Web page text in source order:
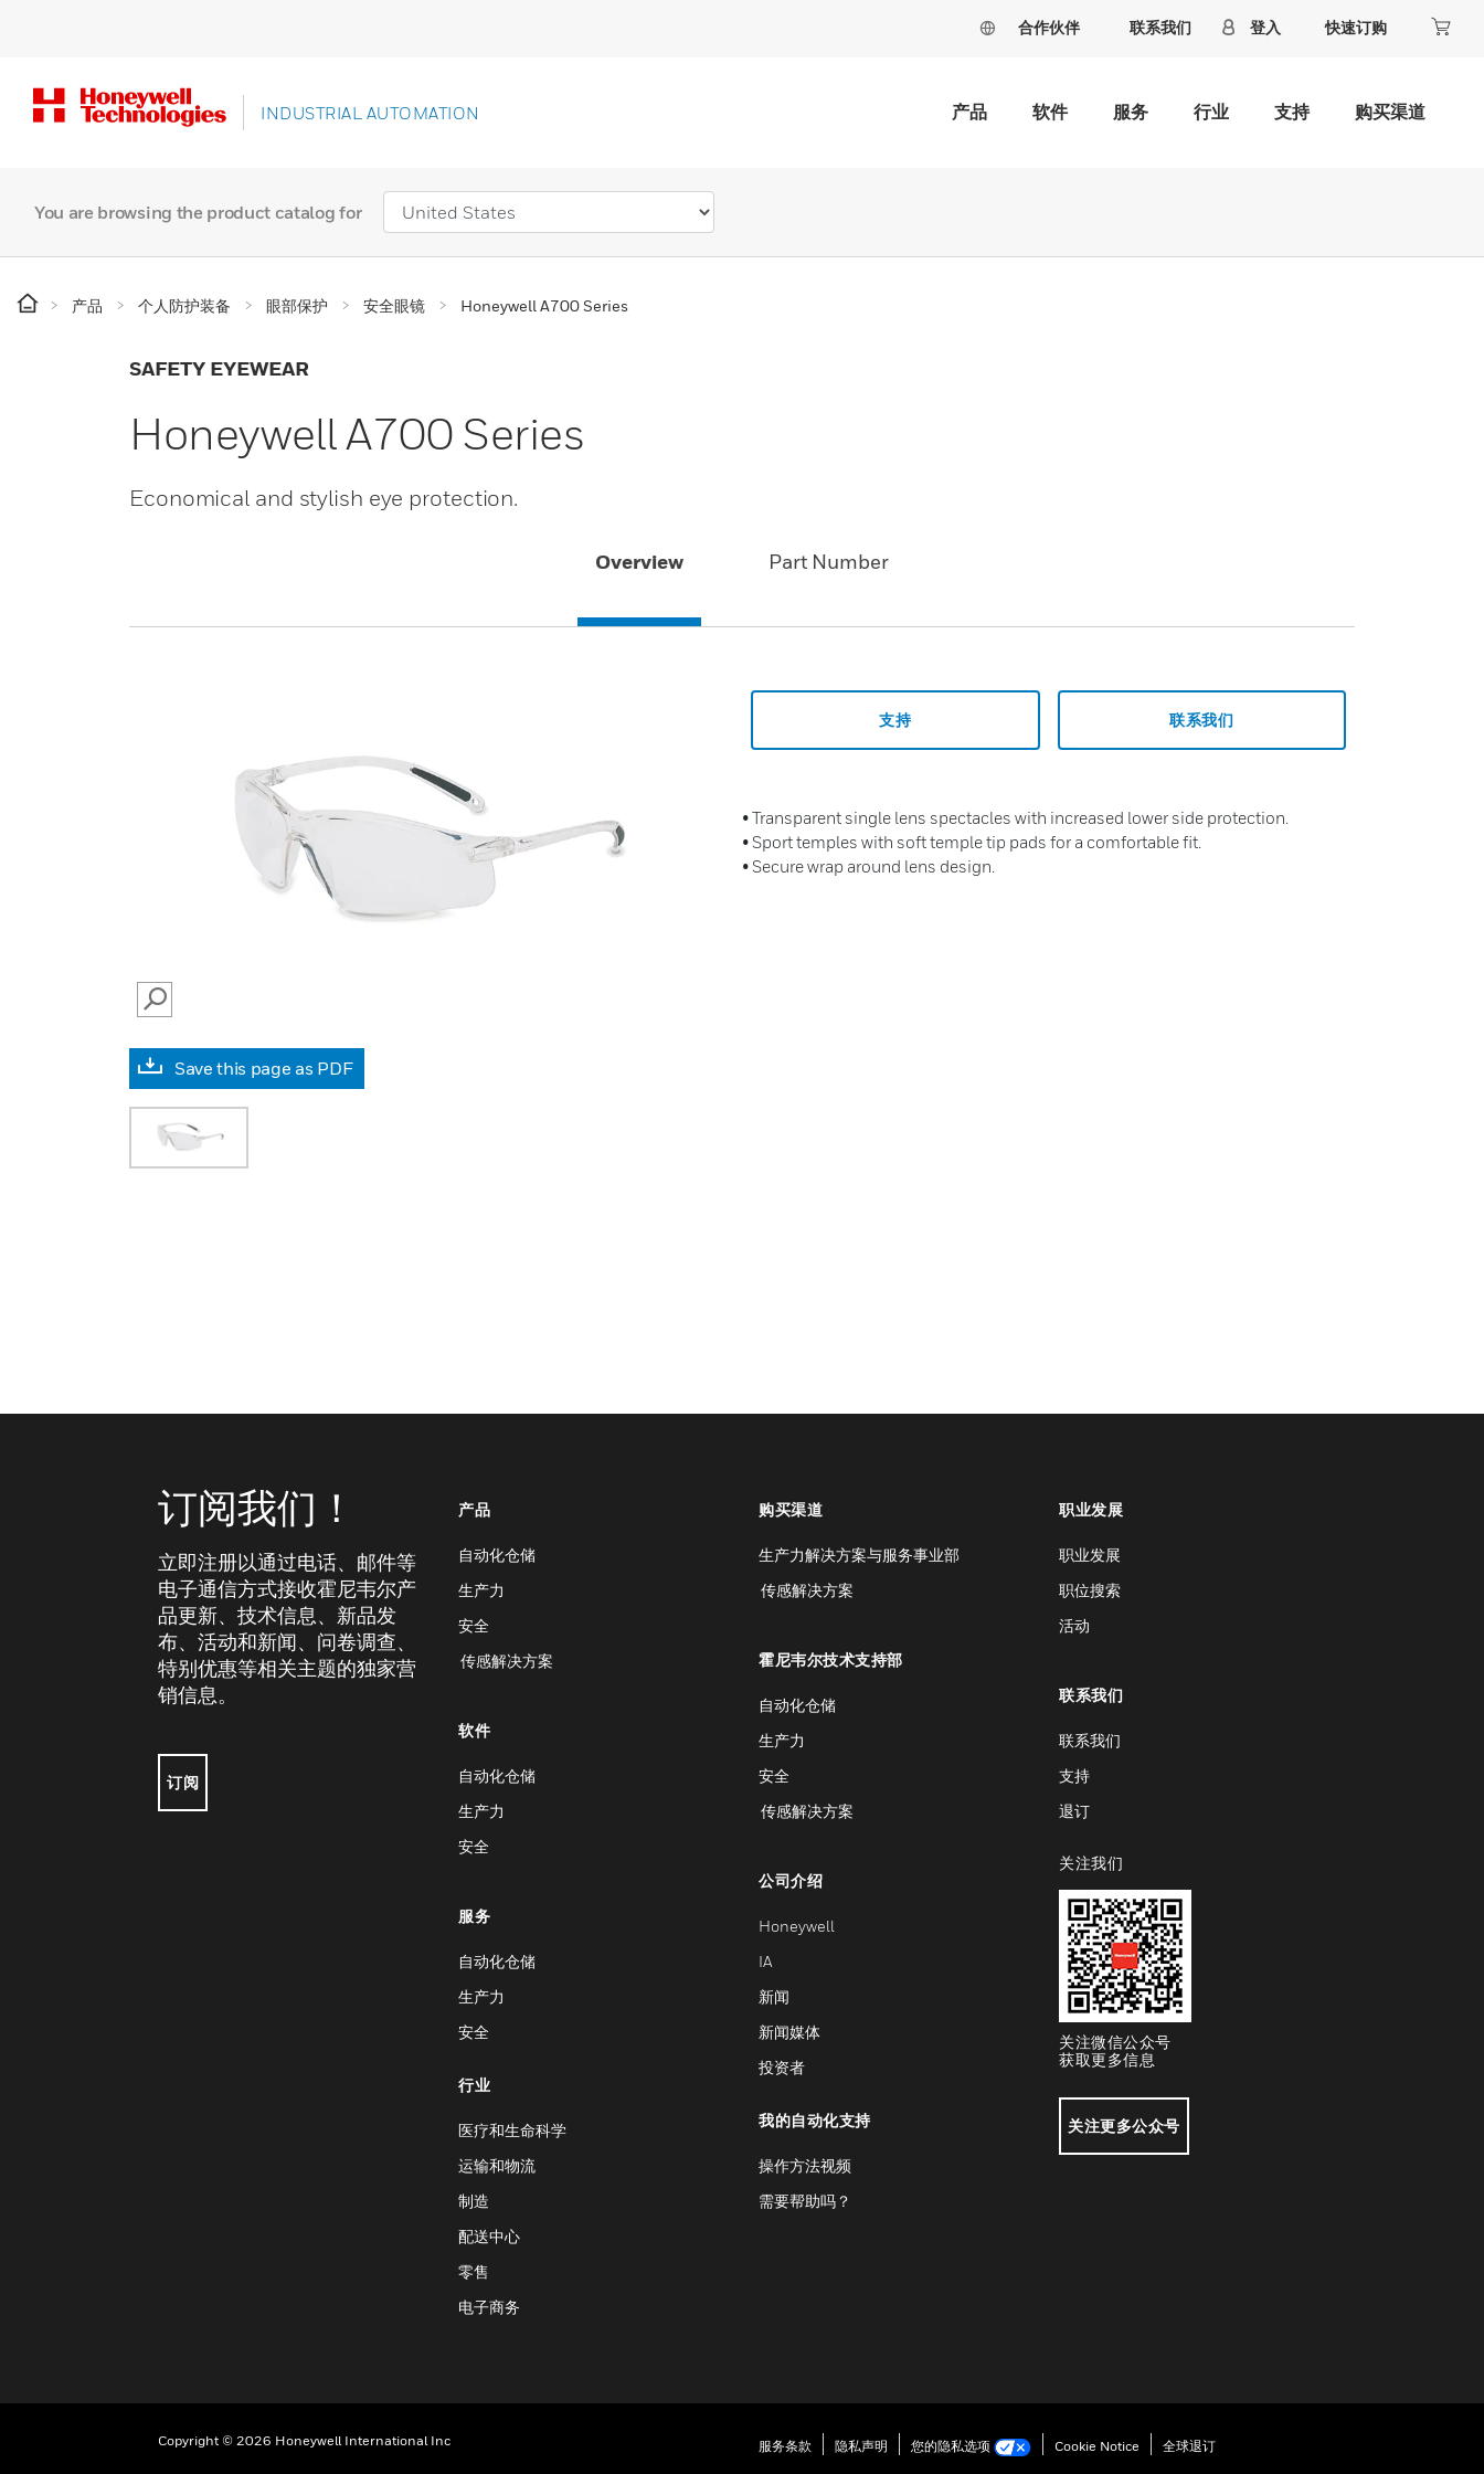
合作伙伴 联系我们 登入 快速订购
INDUSTRIAL AUTOMATION 产品 软件 服务 行业 支持 购买渠道
You are browsing the product catalog for
产品 个人防护装备 眼部保护 安全眼镜 Honeywell A700 Series
SAFETY EYEWEAR
Honeywell A700 Series
Economical and stylish eye protection.
Overview Part Number
SEARCH
Save this page as PDF
支持 联系我们
• Transparent single lens spectacles with increased lower side protection.
• Sport temples with soft temple tip pads for a comfortable fit.
• Secure wrap around lens design.
订阅我们！
立即注册以通过电话、邮件等
电子通信方式接收霍尼韦尔产
品更新、技术信息、新品发
布、活动和新闻、问卷调查、
特别优惠等相关主题的独家营
销信息。
订阅
产品
自动化仓储
生产力
安全
传感解决方案
软件
自动化仓储
生产力
安全
服务
自动化仓储
生产力
安全
行业
医疗和生命科学
运输和物流
制造
配送中心
零售
电子商务
购买渠道
生产力解决方案与服务事业部
传感解决方案
霍尼韦尔技术支持部
自动化仓储
生产力
安全
传感解决方案
公司介绍
Honeywell
IA
新闻
新闻媒体
投资者
我的自动化支持
操作方法视频
需要帮助吗？
职业发展
职业发展
职位搜索
活动
联系我们
联系我们
支持
退订
关注我们
关注微信公众号
获取更多信息
关注更多公众号
Copyright © 2026 Honeywell International Inc 服务条款 隐私声明 您的隐私选项 Cookie Notice 全球退订